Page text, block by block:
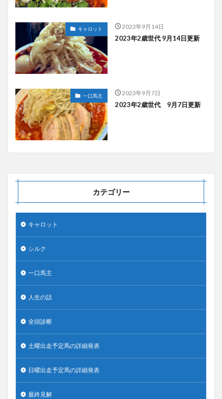
キャロット 2023年9月14日
2023年2歳世代 9月14日更新
一口馬主 2023年9月7日
2023年2歳世代 9月7日更新
カテゴリー
キャロット
シルク
一口馬主
人生の話
全頭診断
土曜出走予定馬の詳細発表
日曜出走予定馬の詳細発表
最終見解